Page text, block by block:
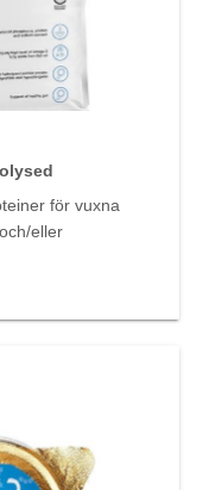
för vuxna
eller